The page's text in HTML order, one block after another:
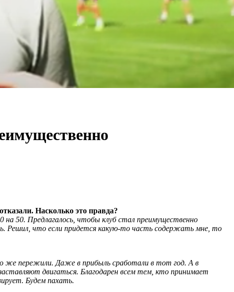
Насколько это правда?
50. Предлагалось, чтобы клуб стал преимущественно
Решил, что если придется какую-то часть содержать мне, то
же пережили. Даже в прибыль сработали в тот год. А в
двигаться. Благодарен всем тем, кто принимает
Будем пахать.